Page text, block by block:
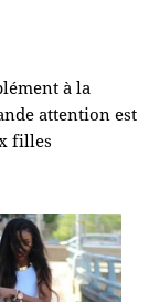
à la
attention est
filles